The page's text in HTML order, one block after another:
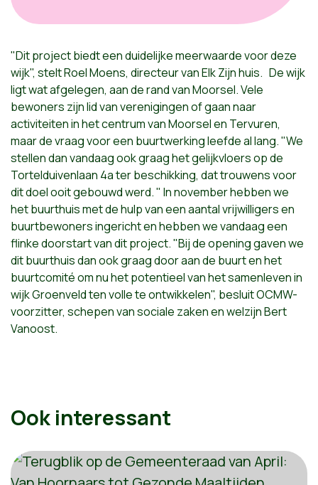
"Dit project biedt een duidelijke meerwaarde voor deze
wijk", stelt Roel Moens, directeur van Elk Zijn huis. De wijk
ligt wat afgelegen, aan de rand van Moorsel. Vele
bewoners zijn lid van verenigingen of gaan naar
activiteiten in het centrum van Moorsel en Tervuren,
maar de vraag voor een buurtwerking leefde al lang. "We
stellen dan vandaag ook graag het gelijkvloers op de
Tortelduivenlaan 4a ter beschikking, dat trouwens voor
dit doel ooit gebouwd werd. " In november hebben we
het buurthuis met de hulp van een aantal vrijwilligers en
buurtbewoners ingericht en hebben we vandaag een
flinke doorstart van dit project. "Bij de opening gaven we
dit buurthuis dan ook graag door aan de buurt en het
buurtcomité om nu het potentieel van het samenleven in
wijk Groenveld ten volle te ontwikkelen", besluit OCMW-
voorzitter, schepen van sociale zaken en welzijn Bert
Vanoost.
Ook interessant